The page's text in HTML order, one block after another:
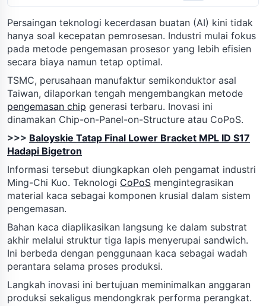
Persaingan teknologi kecerdasan buatan (AI) kini tidak
hanya soal kecepatan pemrosesan. Industri mulai fokus
pada metode pengemasan prosesor yang lebih efisien
secara biaya namun tetap optimal.
TSMC, perusahaan manufaktur semikonduktor asal
Taiwan, dilaporkan tengah mengembangkan metode
pengemasan chip generasi terbaru. Inovasi ini
dinamakan Chip-on-Panel-on-Structure atau CoPoS.
>>> Baloyskie Tatap Final Lower Bracket MPL ID S17
Hadapi Bigetron
Informasi tersebut diungkapkan oleh pengamat industri
Ming-Chi Kuo. Teknologi CoPoS mengintegrasikan
material kaca sebagai komponen krusial dalam sistem
pengemasan.
Bahan kaca diaplikasikan langsung ke dalam substrat
akhir melalui struktur tiga lapis menyerupai sandwich.
Ini berbeda dengan penggunaan kaca sebagai wadah
perantara selama proses produksi.
Langkah inovasi ini bertujuan meminimalkan anggaran
produksi sekaligus mendongkrak performa perangkat.